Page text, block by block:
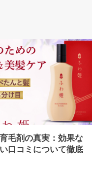
毛剤の真実：効果な
口コミについて徹底